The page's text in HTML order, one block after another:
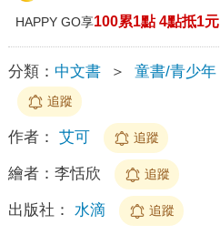
HAPPY GO享100累1點 4點抵1元
分類： 中文書 ＞ 童書/青少年
追蹤
作者： 艾可 追蹤
繪者： 李恬欣 追蹤
出版社： 水滴 追蹤